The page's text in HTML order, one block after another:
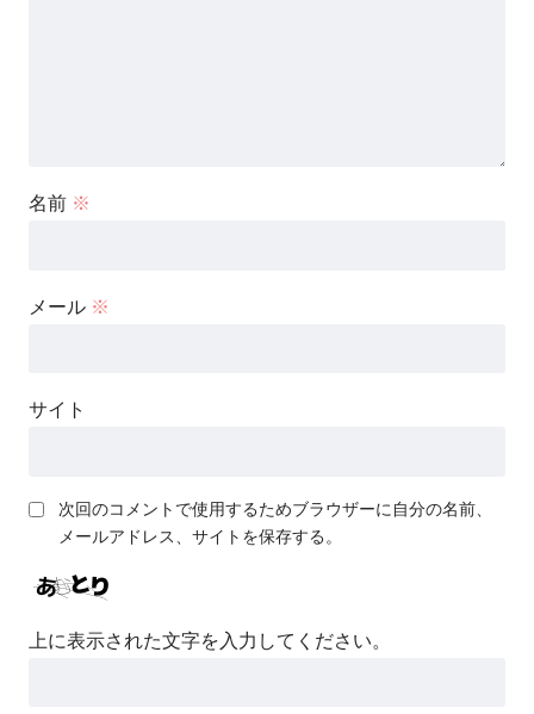
名前 ※
メール ※
サイト
次回のコメントで使用するためブラウザーに自分の名前、
メールアドレス、サイトを保存する。
上に表示された文字を入力してください。